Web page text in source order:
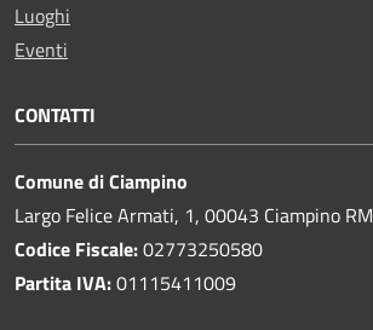
Luoghi
Eventi
CONTATTI
Comune di Ciampino
Largo Felice Armati, 1, 00043 Ciampino RM
Codice Fiscale:02773250580
Partita IVA:01115411009